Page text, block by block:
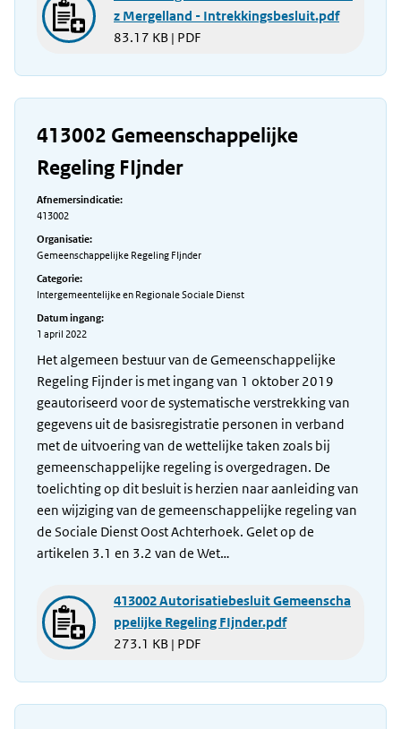
z Mergelland - Intrekkingsbesluit.pdf
83.17 KB | PDF
413002 Gemeenschappelijke
Regeling FIjnder
Afnemersindicatie:
413002
Organisatie:
Gemeenschappelijke Regeling FIjnder
Categorie:
Intergemeentelijke en Regionale Sociale Dienst
Datum ingang:
1 april 2022
Het algemeen bestuur van de Gemeenschappelijke
Regeling Fijnder is met ingang van 1 oktober 2019
geautoriseerd voor de systematische verstrekking van
gegevens uit de basisregistratie personen in verband
met de uitvoering van de wettelijke taken zoals bij
gemeenschappelijke regeling is overgedragen. De
toelichting op dit besluit is herzien naar aanleiding van
een wijziging van de gemeenschappelijke regeling van
de Sociale Dienst Oost Achterhoek. Gelet op de
artikelen 3.1 en 3.2 van de Wet…
413002 Autorisatiebesluit Gemeenscha
ppelijke Regeling FIjnder.pdf
273.1 KB | PDF